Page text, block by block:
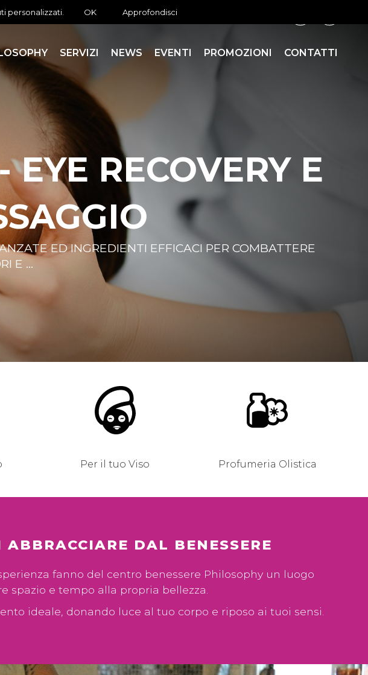
personalizzati. OK Approfondisci
SERVIZI NEWS EVENTI PROMOZIONI CONTATTI
UNA VERA ESPERIENZA POLISENSORIALE
Per il tuo Viso Profumeria Olistica
DAL BENESSERE
fanno del centro benessere Philosophy un luogo
spazio e tempo alla propria bellezza.
ideale, donando luce al tuo corpo e riposo ai tuoi sensi.